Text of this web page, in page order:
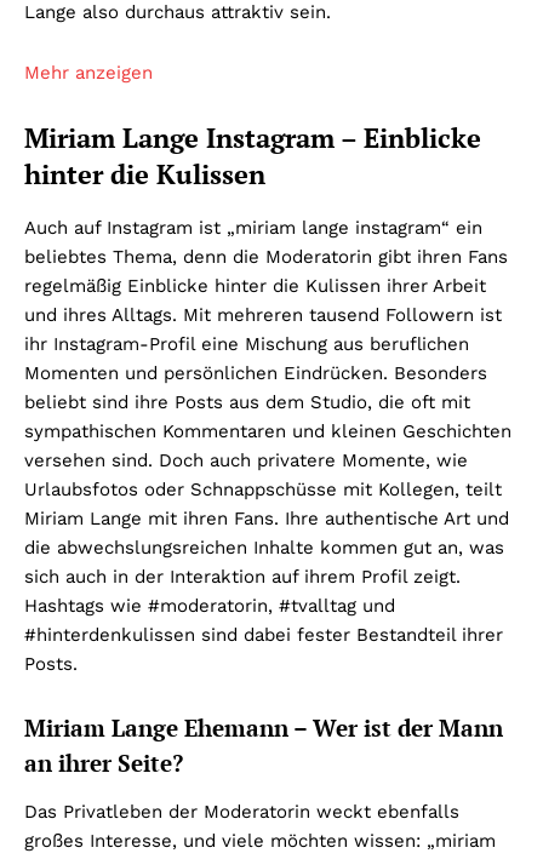
Lange also durchaus attraktiv sein.
Mehr anzeigen
Miriam Lange Instagram – Einblicke
hinter die Kulissen
Auch auf Instagram ist „miriam lange instagram“ ein
beliebtes Thema, denn die Moderatorin gibt ihren Fans
regelmäßig Einblicke hinter die Kulissen ihrer Arbeit
und ihres Alltags. Mit mehreren tausend Followern ist
ihr Instagram-Profil eine Mischung aus beruflichen
Momenten und persönlichen Eindrücken. Besonders
beliebt sind ihre Posts aus dem Studio, die oft mit
sympathischen Kommentaren und kleinen Geschichten
versehen sind. Doch auch privatere Momente, wie
Urlaubsfotos oder Schnappschüsse mit Kollegen, teilt
Miriam Lange mit ihren Fans. Ihre authentische Art und
die abwechslungsreichen Inhalte kommen gut an, was
sich auch in der Interaktion auf ihrem Profil zeigt.
Hashtags wie #moderatorin, #tvalltag und
#hinterdenkulissen sind dabei fester Bestandteil ihrer
Posts.
Miriam Lange Ehemann – Wer ist der Mann
an ihrer Seite?
Das Privatleben der Moderatorin weckt ebenfalls
großes Interesse, und viele möchten wissen: „miriam